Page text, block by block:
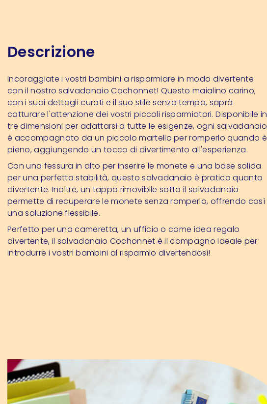
Descrizione
Incoraggiate i vostri bambini a risparmiare in modo divertente
con il nostro salvadanaio Cochonnet! Questo maialino carino,
con i suoi dettagli curati e il suo stile senza tempo, saprà
catturare l'attenzione dei vostri piccoli risparmiatori. Disponibile in
tre dimensioni per adattarsi a tutte le esigenze, ogni salvadanaio
è accompagnato da un piccolo martello per romperlo quando è
pieno, aggiungendo un tocco di divertimento all'esperienza.
Con una fessura in alto per inserire le monete e una base solida
per una perfetta stabilità, questo salvadanaio è pratico quanto
divertente. Inoltre, un tappo rimovibile sotto il salvadanaio
permette di recuperare le monete senza romperlo, offrendo così
una soluzione flessibile.
Perfetto per una cameretta, un ufficio o come idea regalo
divertente, il salvadanaio Cochonnet è il compagno ideale per
introdurre i vostri bambini al risparmio divertendosi!